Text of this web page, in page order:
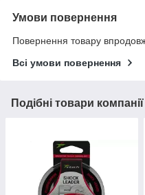
Умови повернення
Повернення товару
Всі умови повернення
Подібні товари компанії